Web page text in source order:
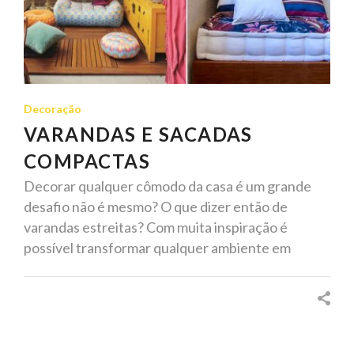
Decoração
VARANDAS E SACADAS
COMPACTAS
Decorar qualquer cômodo da casa é um grande
desafio não é mesmo? O que dizer então de
varandas estreitas? Com muita inspiração é
possível transformar qualquer ambiente em